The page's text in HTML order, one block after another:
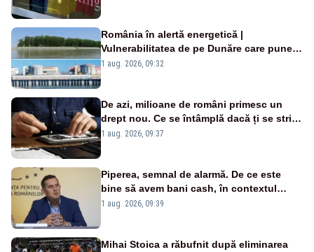
România în alertă energetică |
Vulnerabilitatea de pe Dunăre care pune
în pericol Centrala Cernavodă era
1 aug. 2026, 09:32
De azi, milioane de români primesc un
drept nou. Ce se întâmplă dacă ți se strică
un produs
1 aug. 2026, 09:37
Piperea, semnal de alarmă. De ce este
bine să avem bani cash, în contextul
alertei energetice?
1 aug. 2026, 09:39
Mihai Stoica a răbufnit după eliminarea